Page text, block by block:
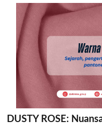
DUSTY ROSE: